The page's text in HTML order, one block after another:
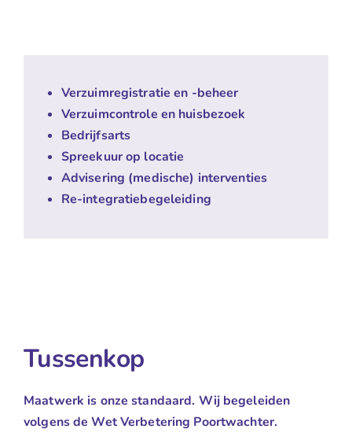
Verzuimregistratie en -beheer
Verzuimcontrole en huisbezoek
Bedrijfsarts
Spreekuur op locatie
Advisering (medische) interventies
Re-integratiebegeleiding
Tussenkop
Maatwerk is onze standaard. Wij begeleiden
volgens de Wet Verbetering Poortwachter.